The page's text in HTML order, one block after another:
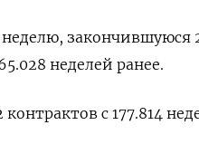
закончившуюся
неделей ранее.
с 177.814